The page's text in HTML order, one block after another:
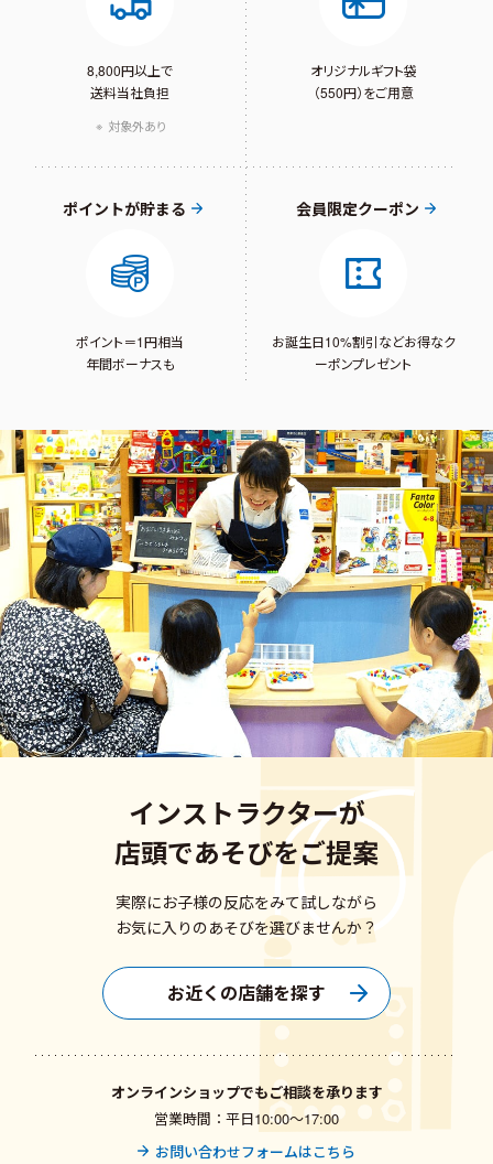
8,800円以上で
送料当社負担
対象外あり
オリジナルギフト袋
（550円）をご用意
ポイントが貯まる
ポイント＝1円相当
年間ボーナスも
会員限定クーポン
お誕生日10%割引などお得なク
ーポンプレゼント
インストラクターが
店頭であそびをご提案
実際にお子様の反応をみて試しながら
お気に入りのあそびを選びませんか？
お近くの店舗を探す
オンラインショップでもご相談を承ります
営業時間：平日10:00〜17:00
お問い合わせフォームはこちら